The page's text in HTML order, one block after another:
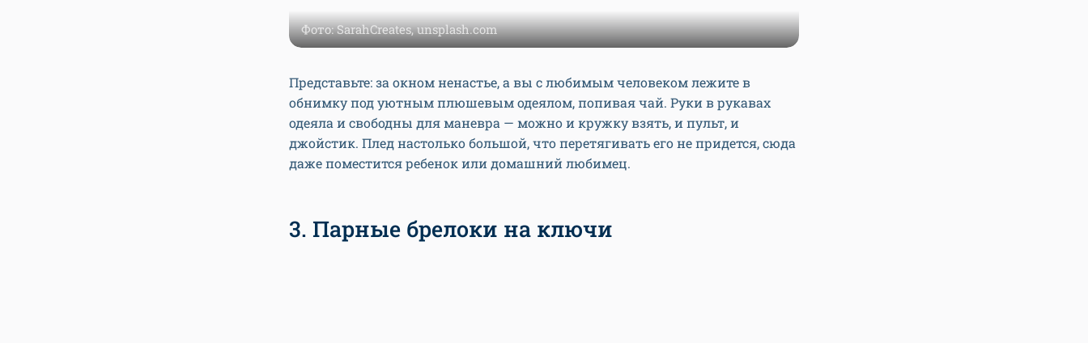
Фото: SarahCreates, unsplash.com
Представьте: за окном ненастье, а вы с любимым человеком лежите в
обнимку под уютным плюшевым одеялом, попивая чай. Руки в рукавах
одеяла и свободны для маневра — можно и кружку взять, и пульт, и
джойстик. Плед настолько большой, что перетягивать его не придется, сюда
даже поместится ребенок или домашний любимец.
3. Парные брелоки на ключи